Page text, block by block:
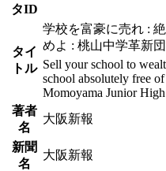
タID
タイ
トル
学校を富豪に売れ :
めよ : 桃山中学革新
Sell ​​your school to
school absolutely free
Momoyama Junior
著者
名
大阪新報
新聞
名
大阪新報